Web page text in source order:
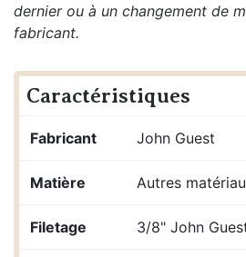
dernier ou à un changement de
fabricant.
Caractéristiques
Fabricant John Guest
Matière Autres
Filetage 3/8" John